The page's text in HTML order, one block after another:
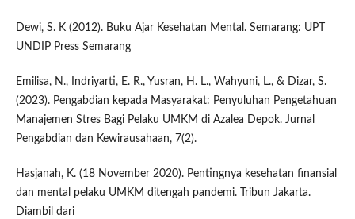
Dewi, S. K (2012). Buku Ajar Kesehatan Mental. Semarang: UPT
UNDIP Press Semarang
Emilisa, N., Indriyarti, E. R., Yusran, H. L., Wahyuni, L., & Dizar, S.
(2023). Pengabdian kepada Masyarakat: Penyuluhan Pengetahuan
Manajemen Stres Bagi Pelaku UMKM di Azalea Depok. Jurnal
Pengabdian dan Kewirausahaan, 7(2).
Hasjanah, K. (18 November 2020). Pentingnya kesehatan finansial
dan mental pelaku UMKM ditengah pandemi. Tribun Jakarta.
Diambil dari